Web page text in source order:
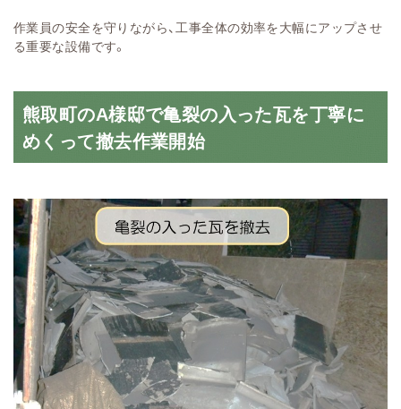
作業員の安全を守りながら、工事全体の効率を大幅にアップさせ
る重要な設備です。
熊取町のA様邸で亀裂の入った瓦を丁寧に
めくって撤去作業開始